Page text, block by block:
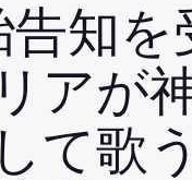
告知を
アが
て歌